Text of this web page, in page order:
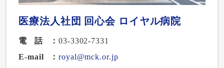
医療法人社団 回心会 ロイヤル病院
電話
03-3302-7331
E-mail
royal@mck.or.jp